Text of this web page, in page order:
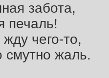
забота,
печаль!
чего-то,
смутно жаль.